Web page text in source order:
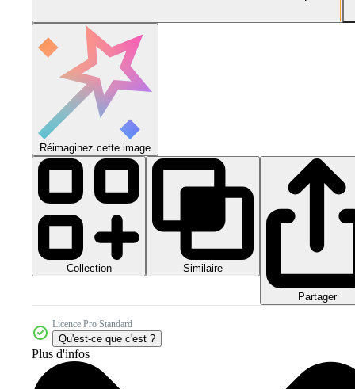
Réimaginez cette image
Collection Similaire
Partager
Licence Pro Standard
Qu'est-ce que c'est ?
Plus d'infos